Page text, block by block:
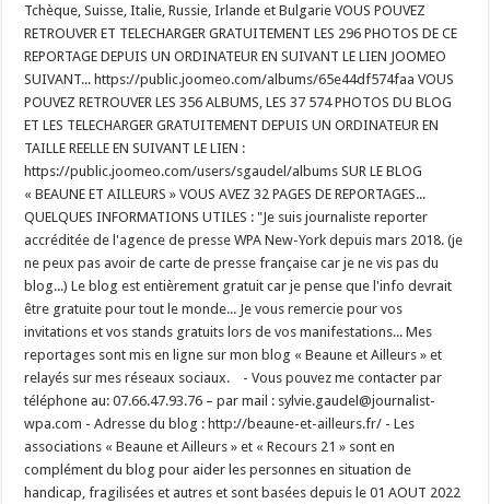
Tchèque, Suisse, Italie, Russie, Irlande et Bulgarie VOUS POUVEZ
RETROUVER ET TELECHARGER GRATUITEMENT LES 296 PHOTOS DE CE
REPORTAGE DEPUIS UN ORDINATEUR EN SUIVANT LE LIEN JOOMEO
SUIVANT... https://public.joomeo.com/albums/65e44df574faa VOUS
POUVEZ RETROUVER LES 356 ALBUMS, LES 37 574 PHOTOS DU BLOG
ET LES TELECHARGER GRATUITEMENT DEPUIS UN ORDINATEUR EN
TAILLE REELLE EN SUIVANT LE LIEN :
https://public.joomeo.com/users/sgaudel/albums SUR LE BLOG
« BEAUNE ET AILLEURS » VOUS AVEZ 32 PAGES DE REPORTAGES...
QUELQUES INFORMATIONS UTILES : "Je suis journaliste reporter
accréditée de l'agence de presse WPA New-York depuis mars 2018. (je
ne peux pas avoir de carte de presse française car je ne vis pas du
blog...) Le blog est entièrement gratuit car je pense que l'info devrait
être gratuite pour tout le monde... Je vous remercie pour vos
invitations et vos stands gratuits lors de vos manifestations... Mes
reportages sont mis en ligne sur mon blog « Beaune et Ailleurs » et
relayés sur mes réseaux sociaux. - Vous pouvez me contacter par
téléphone au: 07.66.47.93.76 – par mail : sylvie.gaudel@journalist-
wpa.com - Adresse du blog : http://beaune-et-ailleurs.fr/ - Les
associations « Beaune et Ailleurs » et « Recours 21 » sont en
complément du blog pour aider les personnes en situation de
handicap, fragilisées et autres et sont basées depuis le 01 AOUT 2022